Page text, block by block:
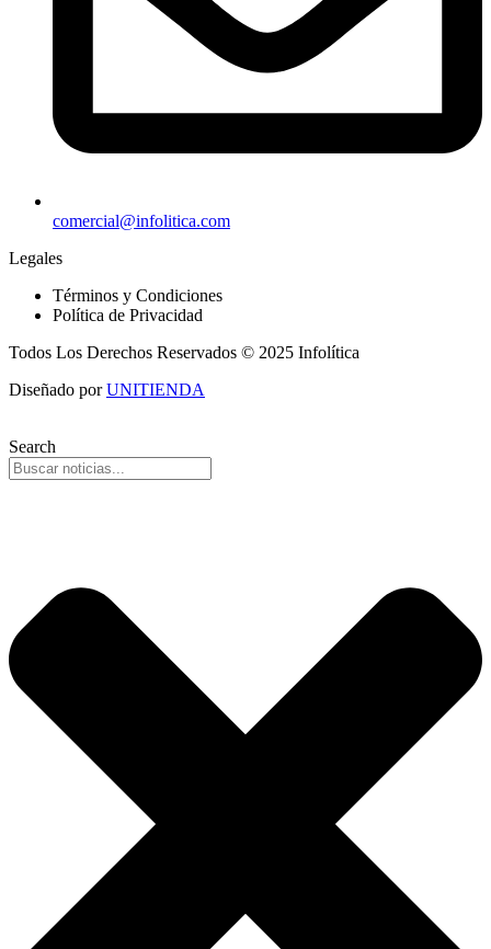
comercial@infolitica.com
Legales
Términos y Condiciones
Política de Privacidad
Todos Los Derechos Reservados © 2025 Infolítica
Diseñado porUNITIENDA
Search